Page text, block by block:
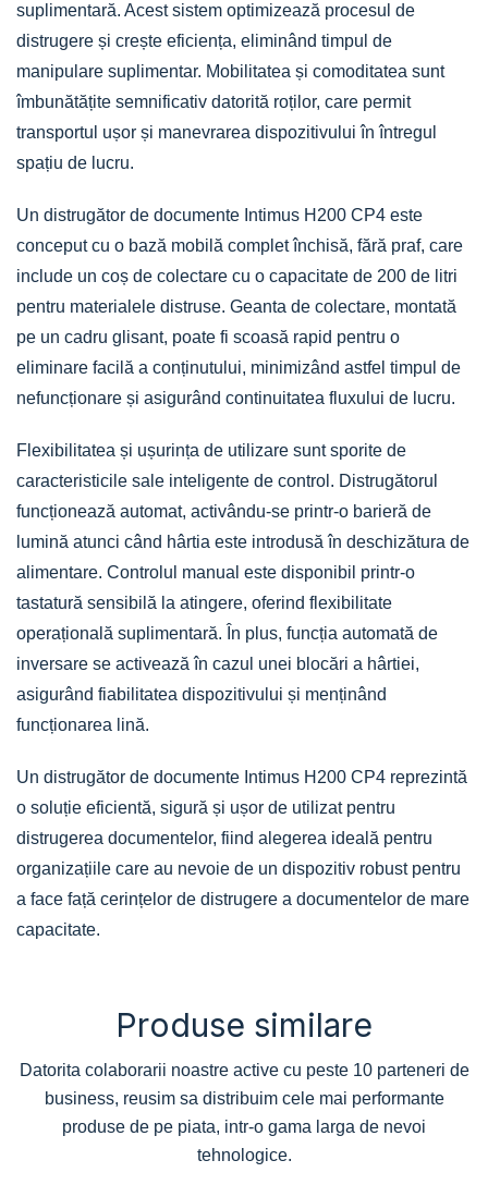
suplimentară. Acest sistem optimizează procesul de
distrugere și crește eficiența, eliminând timpul de
manipulare suplimentar. Mobilitatea și comoditatea sunt
îmbunătățite semnificativ datorită roților, care permit
transportul ușor și manevrarea dispozitivului în întregul
spațiu de lucru.
Un distrugător de documente Intimus H200 CP4 este
conceput cu o bază mobilă complet închisă, fără praf, care
include un coș de colectare cu o capacitate de 200 de litri
pentru materialele distruse. Geanta de colectare, montată
pe un cadru glisant, poate fi scoasă rapid pentru o
eliminare facilă a conținutului, minimizând astfel timpul de
nefuncționare și asigurând continuitatea fluxului de lucru.
Flexibilitatea și ușurința de utilizare sunt sporite de
caracteristicile sale inteligente de control. Distrugătorul
funcționează automat, activându-se printr-o barieră de
lumină atunci când hârtia este introdusă în deschizătura de
alimentare. Controlul manual este disponibil printr-o
tastatură sensibilă la atingere, oferind flexibilitate
operațională suplimentară. În plus, funcția automată de
inversare se activează în cazul unei blocări a hârtiei,
asigurând fiabilitatea dispozitivului și menținând
funcționarea lină.
Un distrugător de documente Intimus H200 CP4 reprezintă
o soluție eficientă, sigură și ușor de utilizat pentru
distrugerea documentelor, fiind alegerea ideală pentru
organizațiile care au nevoie de un dispozitiv robust pentru
a face față cerințelor de distrugere a documentelor de mare
capacitate.
Produse similare
Datorita colaborarii noastre active cu peste 10 parteneri de
business, reusim sa distribuim cele mai performante
produse de pe piata, intr-o gama larga de nevoi
tehnologice.